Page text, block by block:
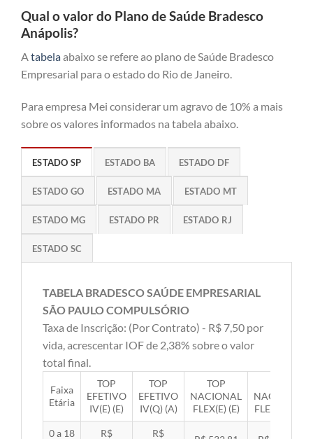
Qual o valor do Plano de Saúde Bradesco
Anápolis?
Atabelaabaixo se refere ao plano de Saúde Bradesco
Empresarial para o estado do Rio de Janeiro.
Para empresa Mei considerar um agravo de 10% a mais
sobre os valores informados na tabela abaixo.
ESTADO SP ESTADO BA ESTADO DF
ESTADO GO ESTADO MA ESTADO MT
ESTADO MG ESTADO PR ESTADO RJ
ESTADO SC
TABELA BRADESCO SAÚDE EMPRESARIAL
SÃO PAULO COMPULSÓRIO
Taxa de Inscrição: (Por Contrato) - R$ 7,50 por
vida, acrescentar IOF de 2,38% sobre o valor
total final.
Faixa
Etária
TOP
EFETIVO
IV(E) (E)
TOP
EFETIVO
IV(Q) (A)
TOP
NACIONAL
FLEX(E) (E)
NACIONAL
FLEX(Q) (A)
0 a 18 R$ R$